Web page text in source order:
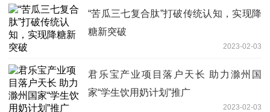
“苦瓜三七复合肽”打破传统认知，实现降
糖新突破
2023-02-03
君乐宝产业项目落户天长 助力滁州国
家“学生饮用奶计划”推广
2023-02-03